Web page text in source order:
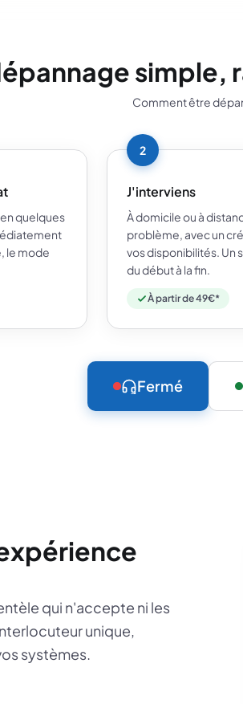
simple,
Comment être
quelques
le mode
2
J'interviens
À domicile ou à
problème, avec un
vos disponibilités. Un
du début à la fin.
À partir de 49€*
Fermé
qui n'accepte ni les
unique,
systèmes.